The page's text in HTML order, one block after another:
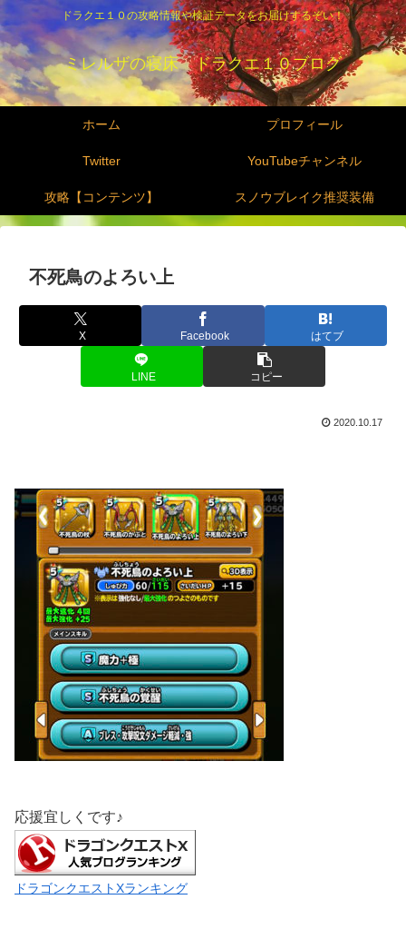
ドラクエ１０の攻略情報や検証データをお届けするぞい！
ミレルザの寝床 ドラクエ１０ブログ
ホーム プロフィール
Twitter YouTubeチャンネル
攻略【コンテンツ】 スノウブレイク推奨装備
不死鳥のよろい上
X Facebook はてブ
LINE コピー
2020.10.17
応援宜しくです♪
ドラゴンクエストXランキング